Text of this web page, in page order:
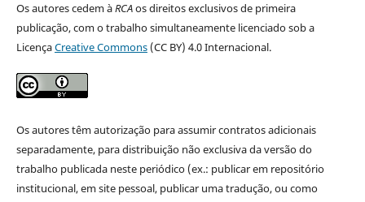
Os autores cedem àRCAos direitos exclusivos de primeira
publicação, com o trabalho simultaneamente licenciado sob a
LicençaCreative Commons(CC BY) 4.0 Internacional.
Os autores têm autorização para assumir contratos adicionais
separadamente, para distribuição não exclusiva da versão do
trabalho publicada neste periódico (ex.: publicar em repositório
institucional, em site pessoal, publicar uma tradução, ou como